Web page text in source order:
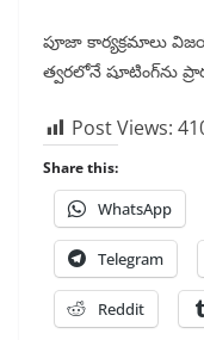
పూజా కార్యక్రమాలు
త్వరలోనే షూటింగ్‌ను
Post Views:
Share this:
WhatsApp
Telegram
Reddit